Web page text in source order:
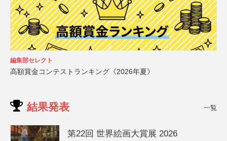
編集部セレクト
高額賞金コンテストランキング《2026年夏》
結果発表 一覧
第22回 世界絵画大賞展 2026